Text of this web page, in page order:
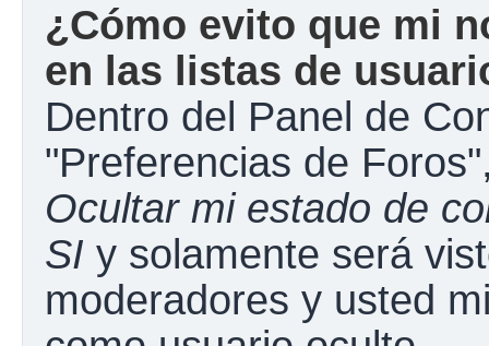
¿Cómo evito que mi
en las listas de
Dentro del Panel de
"Preferencias de
Ocultar mi estado de
SI y solamente será
moderadores y usted